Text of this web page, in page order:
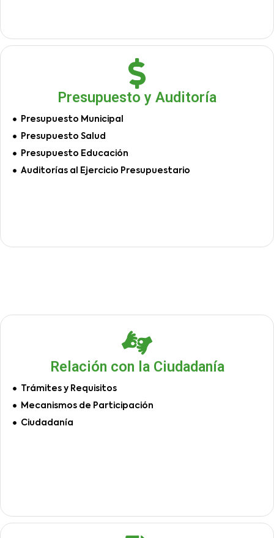
Presupuesto y Auditoría
Presupuesto Municipal
Presupuesto Salud
Presupuesto Educación
Auditorías al Ejercicio Presupuestario
Relación con la Ciudadanía
Trámites y Requisitos
Mecanismos de Participación
Ciudadanía